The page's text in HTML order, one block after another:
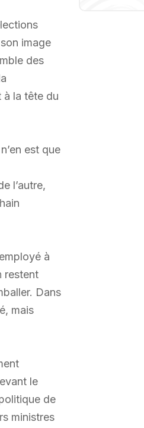
image
des
à la tête du
est que
l’autre,
à
restent
Dans
mais
le
de
ministres